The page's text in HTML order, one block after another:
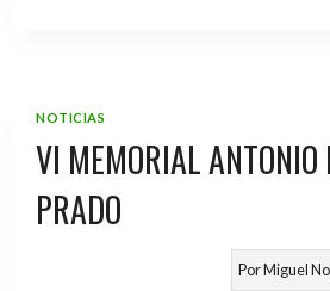
NOTICIAS
VI MEMORIAL ANTONIO
PRADO
PorMiguel